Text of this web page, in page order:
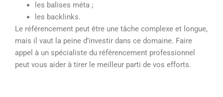
les balises méta ;
les backlinks.
Le référencement peut être une tâche complexe et longue,
mais il vaut la peine d’investir dans ce domaine. Faire
appel à un spécialiste du référencement professionnel
peut vous aider à tirer le meilleur parti de vos efforts.